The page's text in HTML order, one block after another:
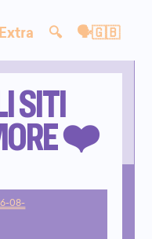
Extra 🔍 🗣🇬🇧
SITI
❤️
08-